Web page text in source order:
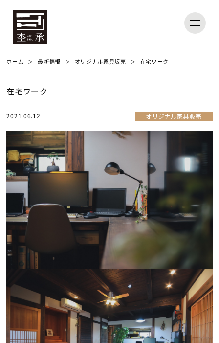
ホーム 最新情報 オリジナル家具販売 在宅ワーク
在宅ワーク
2021.06.12 オリジナル家具販売